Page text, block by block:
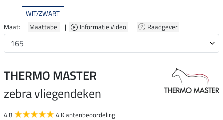
WIT/ZWART
Maat: | Maattabel | Informatie Video | Raadgever
THERMO MASTER
zebra vliegendeken
4.8 4 Klantenbeoordeling